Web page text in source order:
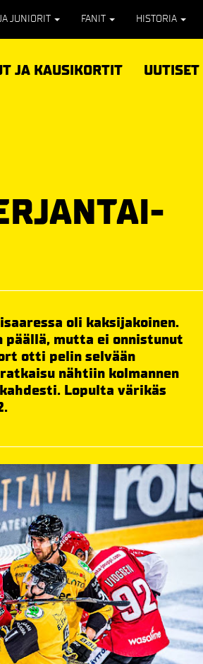
JUNIORIT FANIT HISTORIA
JA KAUSIKORTIT UUTISET
oli kaksijakoinen.
päällä, mutta ei onnistunut
otti pelin selvään
nähtiin kolmannen
Lopulta värikäs